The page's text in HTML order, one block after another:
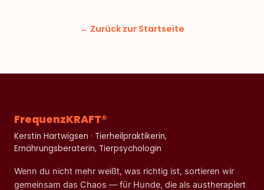
← Zurück zur Startseite
FrequenzKRAFT®
Kerstin Hartwigsen · Tierheilpraktikerin,
Ernährungsberaterin, Tierpsychologin
Wenn du nicht mehr weißt, was richtig ist, sortieren wir
gemeinsam das Chaos — für Hunde, die als austherapiert